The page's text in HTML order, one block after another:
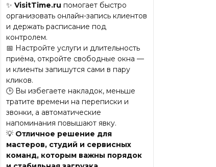
✨ VisitTime.ru помогает быстро
организовать онлайн-запись клиентов
и держать расписание под
контролем.
📅 Настройте услуги и длительность
приёма, откройте свободные окна —
и клиенты запишутся сами в пару
кликов.
🕒 Вы избегаете накладок, меньше
тратите времени на переписки и
звонки, а автоматические
напоминания повышают явку.
💡 Отличное решение для
мастеров, студий и сервисных
команд, которым важны порядок